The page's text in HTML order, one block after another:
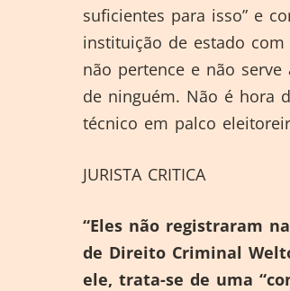
suficientes para isso” e
instituição de estado
não pertence e não
de ninguém. Não é hora
técnico em palco
JURISTA CRITICA
“Eles não registraram
de Direito Criminal
ele, trata-se de uma